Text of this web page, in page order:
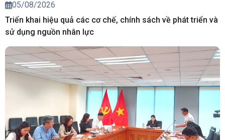
05/08/2026
Triển khai hiệu quả các cơ chế, chính sách về phát triển và
sử dụng nguồn nhân lực